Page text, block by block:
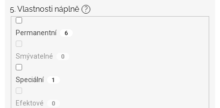
5. Vlastnosti náplně ?
Permanentní 6
Smývatelné 0
Speciální 1
Efektové 0